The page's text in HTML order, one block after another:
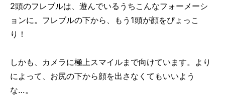
2頭のフレブルは、遊んでいるうちこんなフォーメーシ
ョンに。フレブルの下から、もう1頭が顔をぴょっこ
り！
しかも、カメラに極上スマイルまで向けています。より
によって、お尻の下から顔を出さなくてもいいよう
な…。